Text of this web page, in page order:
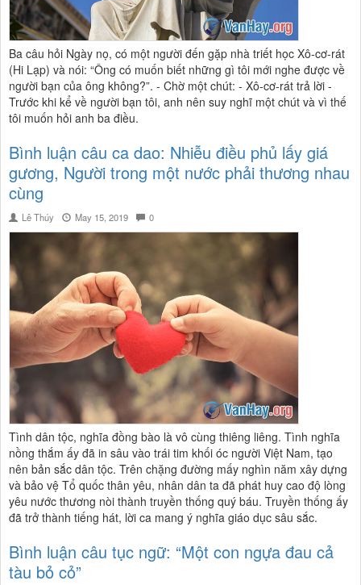
Ba câu hỏi Ngày nọ, có một người đến gặp nhà triết học Xô-cơ-rát
(Hi Lạp) và nói: “Ông có muốn biết những gì tôi mới nghe được về
người bạn của ông không?”. - Chờ một chút: - Xô-cơ-rát trả lời -
Trước khi kể về người bạn tôi, anh nên suy nghĩ một chút và vì thế
tôi muốn hỏi anh ba điều.
Bình luận câu ca dao: Nhiễu điều phủ lấy giá
gương, Người trong một nước phải thương nhau
cùng
Lê Thúy May 15, 2019 0
Tình dân tộc, nghĩa đồng bào là vô cùng thiêng liêng. Tình nghĩa
nồng thắm ấy đã in sâu vào trái tim khối óc người Việt Nam, tạo
nên bản sắc dân tộc. Trên chặng đường mấy nghìn năm xây dựng
và bảo vệ Tổ quốc thân yêu, nhân dân ta đã phát huy cao độ lòng
yêu nước thương nòi thành truyền thống quý báu. Truyền thống ấy
đã trở thành tiếng hát, lời ca mang ý nghĩa giáo dục sâu sắc.
Bình luận câu tục ngữ: “Một con ngựa đau cả
tàu bỏ cỏ”